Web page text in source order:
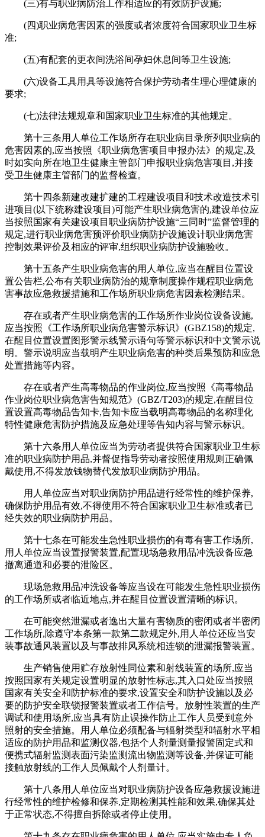
(三)有与职业病防治工作相适应的有效防护设施;
(四)职业病危害因素的强度或者浓度符合国家职业卫生标
准;
(五)有配套的更衣间洗浴间孕妇休息间等卫生设施;
(六)设备工具用具等设施符合保护劳动者生理心理健康的
要求;
(七)法律法规规章和国家职业卫生标准的其他规定。
第十三条用人单位工作场所存在职业病目录所列职业病的
危害因素的,应当按照《职业病危害项目申报办法》的规定,及
时如实向所在地卫生健康主管部门申报职业病危害项目,并接
受卫生健康主管部门的监督检查。
第十四条新建改建扩建的工程建设项目和技术改造技术引
进项目(以下统称建设项目)可能产生职业病危害的,建设单位应
当按照国家有关建设项目职业病防护设施“三同时”监督管理的
规定,进行职业病危害预评价职业病防护设施设计职业病危害
控制效果评价及相应的评审,组织职业病防护设施验收。
第十五条产生职业病危害的用人单位,应当在醒目位置设
置公告栏,公布有关职业病防治的规章制度操作规程职业病危
害事故应急救援措施和工作场所职业病危害因素检测结果。
存在或者产生职业病危害的工作场所作业岗位设备设施,
应当按照《工作场所职业病危害警示标识》(GBZ158)的规定,
在醒目位置设置图形警示线警示语句等警示标识和中文警示说
明。警示说明应当载明产生职业病危害的种类后果预防和应急
处置措施等内容。
存在或者产生高毒物品的作业岗位,应当按照《高毒物品
作业岗位职业病危害告知规范》(GBZ/T203)的规定,在醒目位
置设置高毒物品告知卡,告知卡应当载明高毒物品的名称理化
特性健康危害防护措施及应急处理等告知内容与警示标识。
第十六条用人单位应当为劳动者提供符合国家职业卫生标
准的职业病防护用品,并督促指导劳动者按照使用规则正确佩
戴使用,不得发放钱物替代发放职业病防护用品。
用人单位应当对职业病防护用品进行经常性的维护保养,
确保防护用品有效,不得使用不符合国家职业卫生标准或者已
经失效的职业病防护用品。
第十七条在可能发生急性职业损伤的有毒有害工作场所,
用人单位应当设置报警装置,配置现场急救用品冲洗设备应急
撤离通道和必要的泄险区。
现场急救用品冲洗设备等应当设在可能发生急性职业损伤
的工作场所或者临近地点,并在醒目位置设置清晰的标识。
在可能突然泄漏或者逸出大量有害物质的密闭或者半密闭
工作场所,除遵守本条第一款第二款规定外,用人单位还应当安
装事故通风装置以及与事故排风系统相连锁的泄漏报警装置。
生产销售使用贮存放射性同位素和射线装置的场所,应当
按照国家有关规定设置明显的放射性标志,其入口处应当按照
国家有关安全和防护标准的要求,设置安全和防护设施以及必
要的防护安全联锁报警装置或者工作信号。放射性装置的生产
调试和使用场所,应当具有防止误操作防止工作人员受到意外
照射的安全措施。用人单位必须配备与辐射类型和辐射水平相
适应的防护用品和监测仪器,包括个人剂量测量报警固定式和
便携式辐射监测表面污染监测流出物监测等设备,并保证可能
接触放射线的工作人员佩戴个人剂量计。
第十八条用人单位应当对职业病防护设备应急救援设施进
行经常性的维护检修和保养,定期检测其性能和效果,确保其处
于正常状态,不得擅自拆除或者停止使用。